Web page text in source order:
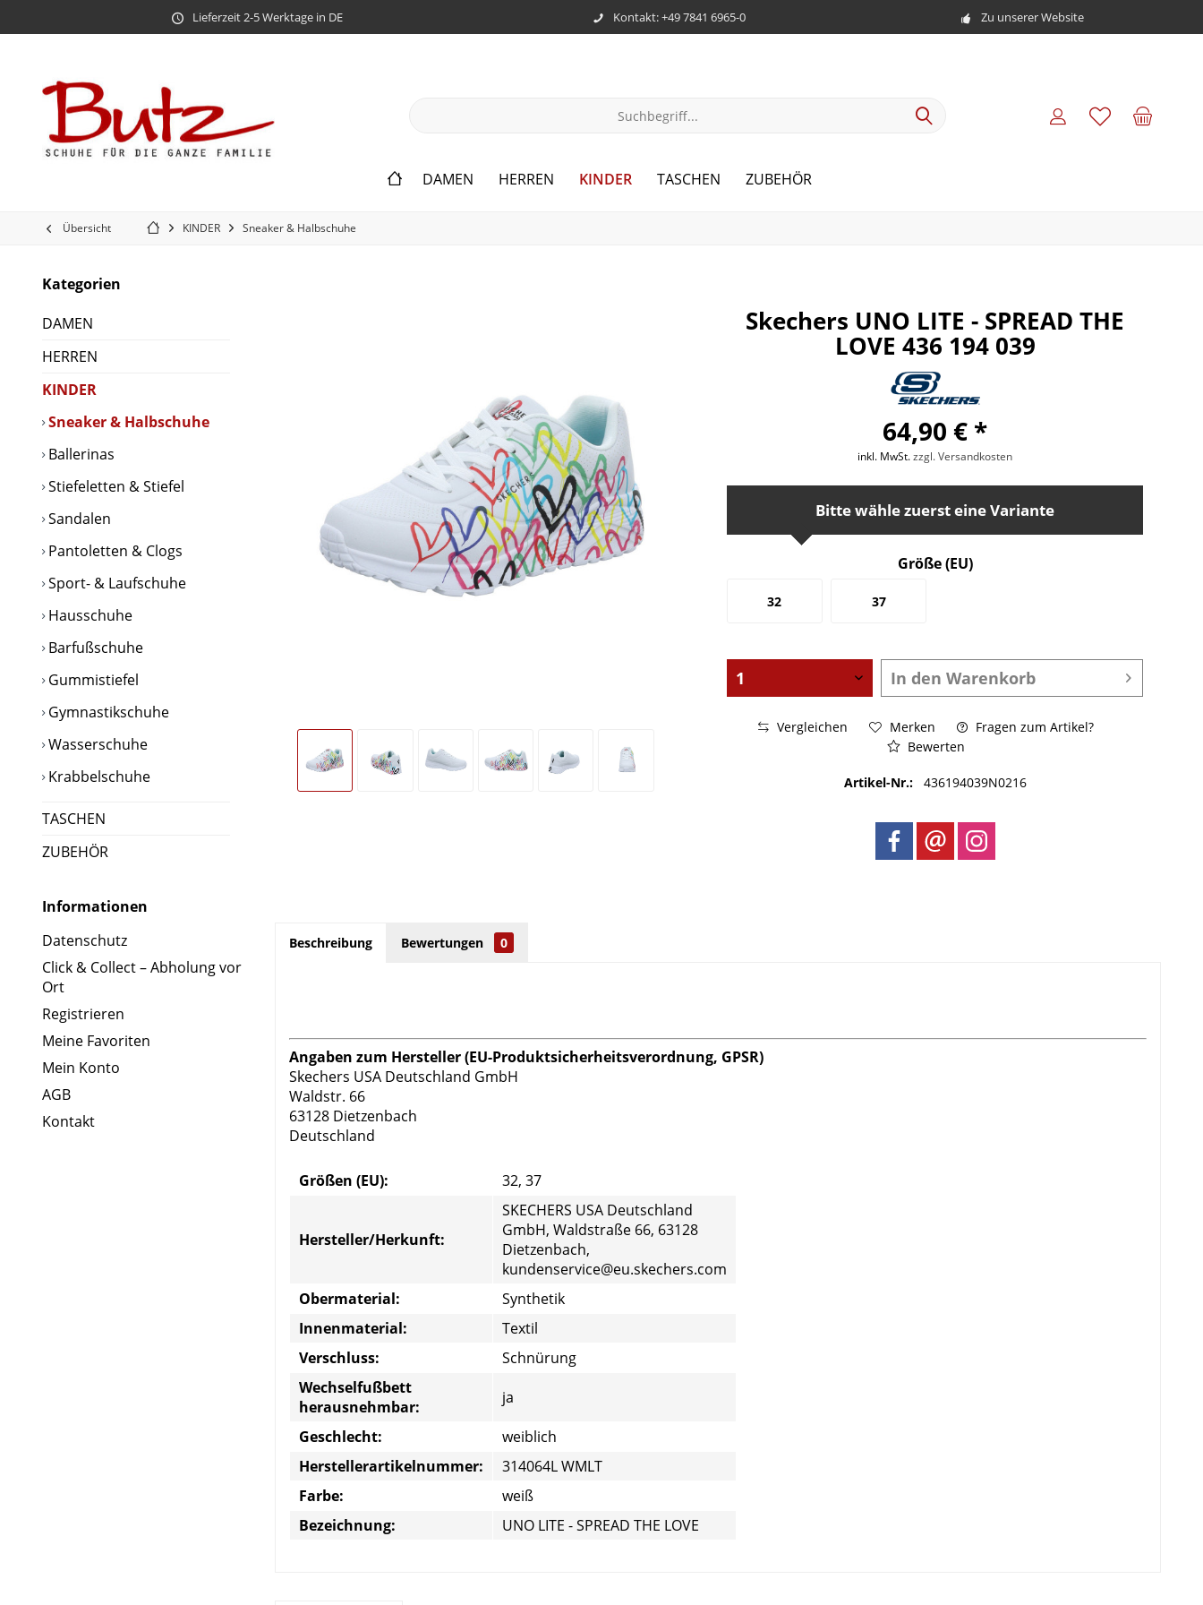
Lieferzeit 2-5 Werktage in DE Kontakt: +49 7841 6965-0 Zu unserer Website
DAMEN HERREN KINDER TASCHEN ZUBEHÖR
Übersicht KINDER Sneaker & Halbschuhe
Kategorien
DAMEN
HERREN
KINDER
Sneaker & Halbschuhe
Ballerinas
Stiefeletten & Stiefel
Sandalen
Pantoletten & Clogs
Sport- & Laufschuhe
Hausschuhe
Barfußschuhe
Gummistiefel
Gymnastikschuhe
Wasserschuhe
Krabbelschuhe
TASCHEN
ZUBEHÖR
Informationen
Datenschutz
Click & Collect – Abholung vor
Ort
Registrieren
Meine Favoriten
Mein Konto
AGB
Kontakt
Skechers UNO LITE - SPREAD THE
LOVE 436 194 039
64,90 € *
inkl. MwSt.zzgl. Versandkosten
Bitte wähle zuerst eine Variante
Größe (EU)
32 37
In den Warenkorb
Vergleichen Merken
Fragen zum Artikel?
Bewerten
Artikel-Nr.: 436194039N0216
Beschreibung Bewertungen 0
Angaben zum Hersteller (EU-Produktsicherheitsverordnung, GPSR)
Skechers USA Deutschland GmbH
Waldstr. 66
63128 Dietzenbach
Deutschland
Größen (EU): 32, 37
Hersteller/Herkunft:
SKECHERS USA Deutschland
GmbH, Waldstraße 66, 63128
Dietzenbach,
kundenservice@eu.skechers.com
Obermaterial:
Synthetik
Innenmaterial:
Textil
Verschluss:
Schnürung
Wechselfußbett
herausnehmbar:
ja
Geschlecht:
weiblich
Herstellerartikelnummer:
314064L WMLT
Farbe:
weiß
Bezeichnung:
UNO LITE - SPREAD THE LOVE